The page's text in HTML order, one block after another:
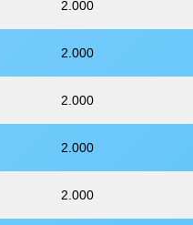
2.000
2.000
2.000
2.000
2.000